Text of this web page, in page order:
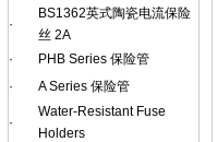
·
BS1362英式陶瓷电流保险
丝 2A
·
PHB Series 保险管
·
A Series 保险管
·
Water-Resistant Fuse
Holders